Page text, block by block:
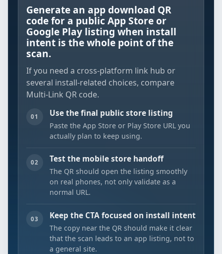
Generate an app download QR
code for a public App Store or
Google Play listing when install
intent is the whole point of the
scan.
If you need a cross-platform link hub or
several install-related choices, compare
Multi-Link QR code.
01 Use the final public store listing
Paste the App Store or Play Store URL you
actually plan to keep using.
02 Test the mobile store handoff
The QR should open the listing smoothly
on real phones, not only validate as a
normal URL.
03 Keep the CTA focused on install intent
The copy near the QR should make it clear
that the scan leads to an app listing, not to
a general site.